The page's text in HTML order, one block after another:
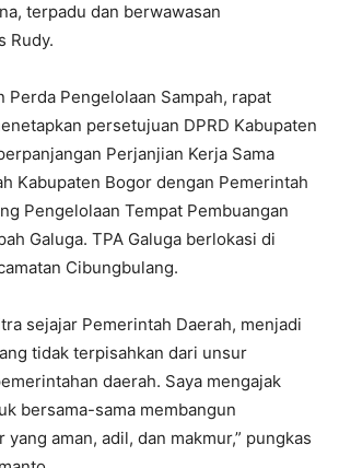
terpadu dan berwawasan
Rudy.
Perda Pengelolaan Sampah, rapat
persetujuan DPRD Kabupaten
Perjanjian Kerja Sama
Kabupaten Bogor dengan Pemerintah
Pengelolaan Tempat Pembuangan
Galuga. TPA Galuga berlokasi di
Cibungbulang.
sejajar Pemerintah Daerah, menjadi
tidak terpisahkan dari unsur
daerah. Saya mengajak
bersama-sama membangun
yang aman, adil, dan makmur,” pungkas